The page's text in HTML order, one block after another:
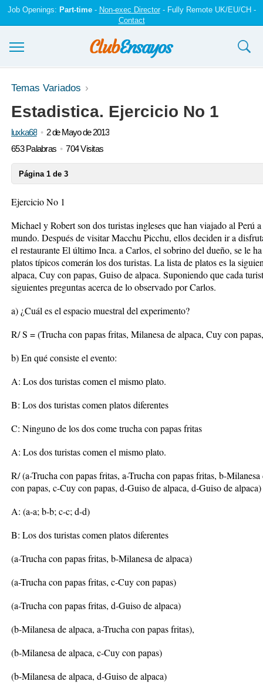
Job Openings: Part-time- Non-exec Director- Fully Remote UK/EU/CH -
Contact
Ensayos y trabajos
Registrarse
Iniciar sesión
Temas Variados
Estadistica. Ejercicio No 1
luxka68
2 de Mayo de 2013
653 Palabras
704 Visitas
Página 1 de 3
Ejercicio No 1
Michael y Robert son dos turistas ingleses que han viajado al Perú
mundo. Después de visitar Macchu Picchu, ellos deciden ir a
el restaurante El último Inca. a Carlos, el sobrino del dueño, se le
platos típicos comerán los dos turistas. La lista de platos es la
alpaca, Cuy con papas, Guiso de alpaca. Suponiendo que cada
siguientes preguntas acerca de lo observado por Carlos.
a) ¿Cuál es el espacio muestral del experimento?
R/ S = (Trucha con papas fritas, Milanesa de alpaca, Cuy con
b) En qué consiste el evento:
A: Los dos turistas comen el mismo plato.
B: Los dos turistas comen platos diferentes
C: Ninguno de los dos come trucha con papas fritas
A: Los dos turistas comen el mismo plato.
R/ (a-Trucha con papas fritas, a-Trucha con papas fritas, b-
con papas, c-Cuy con papas, d-Guiso de alpaca, d-Guiso de alpaca)
A: (a-a; b-b; c-c; d-d)
B: Los dos turistas comen platos diferentes
(a-Trucha con papas fritas, b-Milanesa de alpaca)
(a-Trucha con papas fritas, c-Cuy con papas)
(a-Trucha con papas fritas, d-Guiso de alpaca)
(b-Milanesa de alpaca, a-Trucha con papas fritas),
(b-Milanesa de alpaca, c-Cuy con papas)
(b-Milanesa de alpaca, d-Guiso de alpaca)